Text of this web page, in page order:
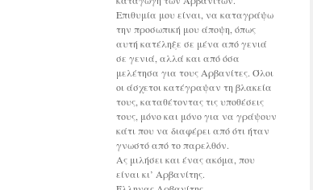
Επιθυμία μου είναι, να καταγράψω
την προσωπική μου άποψη, όπως
αυτή κατέληξε σε μένα από γενιά
σε γενιά, αλλά και από όσα
μελέτησα για τους Αρβανίτες. Όλοι
οι άσχετοι κατέγραψαν τη βλακεία
τους, καταθέτοντας τις υποθέσεις
τους, μόνο και μόνο για να γράψουν
κάτι που να διαφέρει από ότι ήταν
γνωστό από το παρελθόν.
Ας μιλήσει και ένας ακόμα, που
είναι κι’ Αρβανίτης.